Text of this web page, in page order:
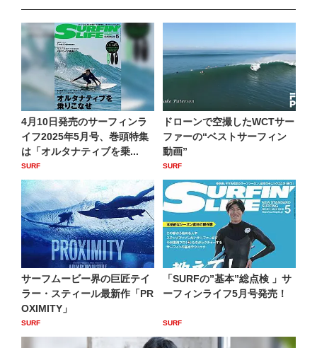
4月10日発売のサーフィンラ
イフ2025年5月号、巻頭特集
は「オルタナティブを乗...
SURF
ドローンで空撮したWCTサー
ファーの“ベストサーフィン
動画”
SURF
サーフムービー界の巨匠テイ
ラー・スティール最新作「PR
OXIMITY」
SURF
「SURFの”基本”総点検 」サ
ーフィンライフ5月号発売！
SURF